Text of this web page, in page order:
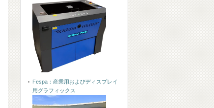
Fespa：産業用およびディスプレイ
用グラフィックス